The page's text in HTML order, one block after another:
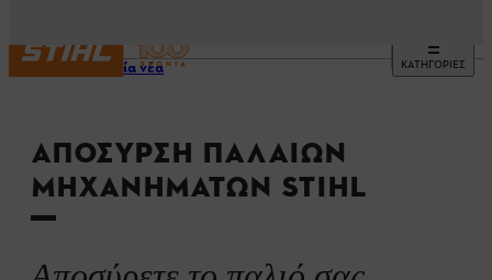
ΚΑΤΗΓΟΡΙΕΣ
Τελευταία νέα
ΑΠΌΣΥΡΣΗ ΠΑΛΑΙΏΝ
ΜΗΧΑΝΗΜΆΤΩΝ STIHL